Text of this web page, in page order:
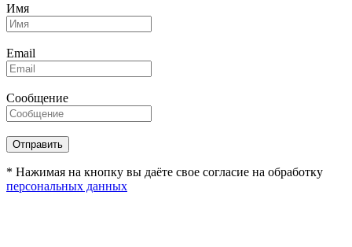
Имя
Email
Сообщение
* Нажимая на кнопку вы даёте свое согласие на обработку
персональных данных